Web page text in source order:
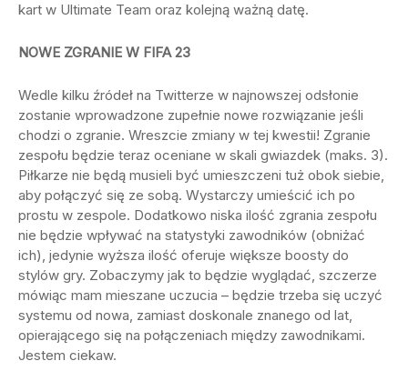
kart w Ultimate Team oraz kolejną ważną datę.
NOWE ZGRANIE W FIFA 23
Wedle kilku źródeł na Twitterze w najnowszej odsłonie
zostanie wprowadzone zupełnie nowe rozwiązanie jeśli
chodzi o zgranie. Wreszcie zmiany w tej kwestii! Zgranie
zespołu będzie teraz oceniane w skali gwiazdek (maks. 3).
Piłkarze nie będą musieli być umieszczeni tuż obok siebie,
aby połączyć się ze sobą. Wystarczy umieścić ich po
prostu w zespole. Dodatkowo niska ilość zgrania zespołu
nie będzie wpływać na statystyki zawodników (obniżać
ich), jedynie wyższa ilość oferuje większe boosty do
stylów gry. Zobaczymy jak to będzie wyglądać, szczerze
mówiąc mam mieszane uczucia – będzie trzeba się uczyć
systemu od nowa, zamiast doskonale znanego od lat,
opierającego się na połączeniach między zawodnikami.
Jestem ciekaw.